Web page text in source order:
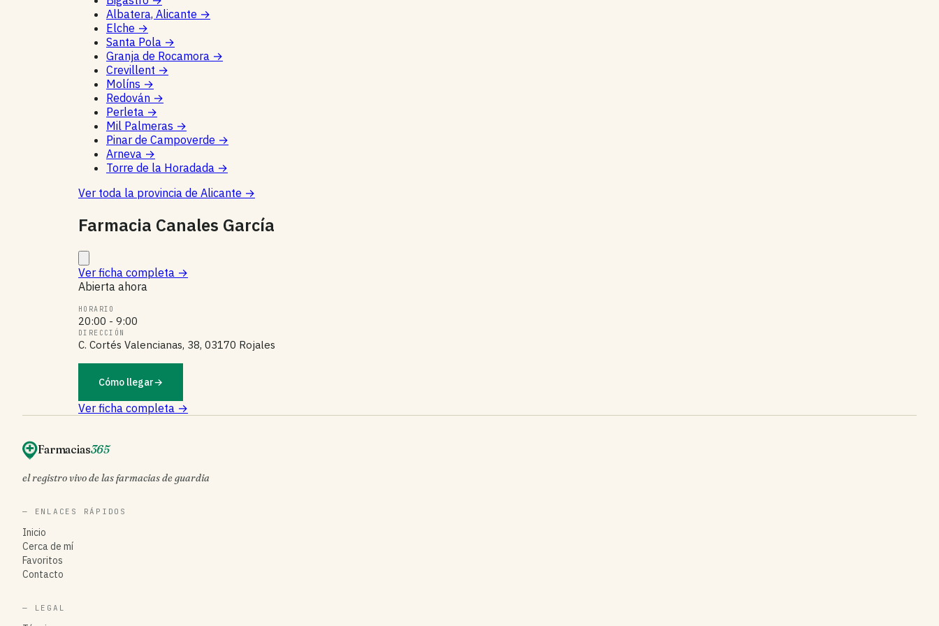
Albatera, Alicante →
Elche →
Santa Pola →
Granja de Rocamora →
Crevillent →
Molíns →
Redován →
Perleta →
Mil Palmeras →
Pinar de Campoverde →
Arneva →
Torre de la Horadada →
Ver toda la provincia de Alicante →
Farmacia Canales García
Ver ficha completa →
Abierta ahora
HORARIO
20:00 - 9:00
DIRECCIÓN
C. Cortés Valencianas, 38, 03170 Rojales
Cómo llegar→
Ver ficha completa →
Farmacias365
el registro vivo de las farmacias de guardia
— ENLACES RÁPIDOS
Inicio
Cerca de mí
Favoritos
Contacto
— LEGAL